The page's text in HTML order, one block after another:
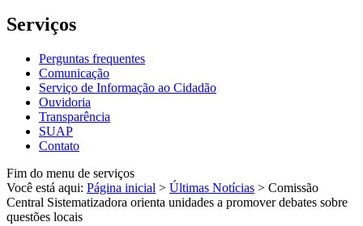
Serviços
Perguntas frequentes
Comunicação
Serviço de Informação ao Cidadão
Ouvidoria
Transparência
SUAP
Contato
Fim do menu de serviços
Você está aqui: Página inicial > Últimas Notícias > Comissão
Central Sistematizadora orienta unidades a promover debates sobre
questões locais